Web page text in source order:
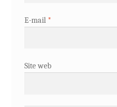
E-mail *
Site web